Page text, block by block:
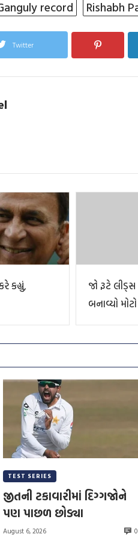
record
Rishabh
Twitter
કહ્યું,
જો રૂટે
બનાવ્યો મોટો
TEST SERIES
જીતની ટકાવારીમાં દિગ્ગજોને
પણ પાછળ છોડ્યા
August 6, 2026 0